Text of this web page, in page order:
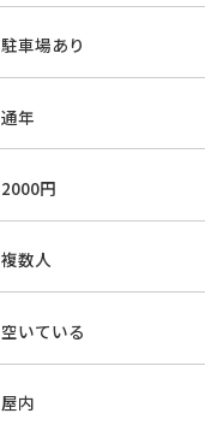
駐車場あり
通年
2000円
複数人
空いている
屋内